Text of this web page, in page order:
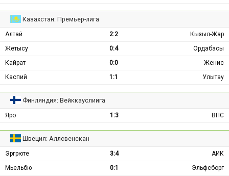
Казахстан: Премьер-лига
Алтай 2:2
Кызыл-Жар
Жетысу
0:4
Ордабасы
Кайрат
0:0
Женис
Каспий
1:1 Улытау
Финляндия: Вейккауслиига
Яро 1:3 ВПС
Швеция: Аллсвенскан
Эргрюте 3:4
АИК
Мьельбю
0:1 Эльфсборг